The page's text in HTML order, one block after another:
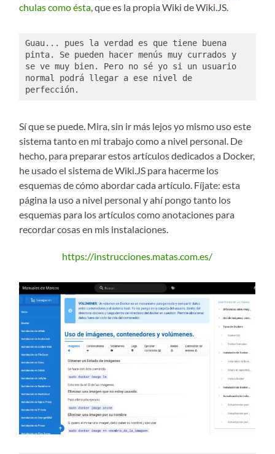
chulas como ésta , que es la propia Wiki de Wiki.JS.
Guau... pues la verdad es que tiene buena
pinta. Se pueden hacer menús muy currados y
se ve muy bien. Pero no sé yo si un usuario
normal podrá llegar a ese nivel de
perfección.
Sí que se puede. Mira, sin ir más lejos yo mismo uso este
sistema tanto en mi trabajo como a nivel personal. De
hecho, para preparar estos artículos dedicados a Docker,
he usado el sistema de Wiki.JS para hacerme los
esquemas de cómo abordar cada artículo. Fíjate: esta
página la uso a nivel personal y ahí pongo tanto los
esquemas para los artículos como anotaciones para
recordar cosas en mis instalaciones.
https://instrucciones.matas.com.es/